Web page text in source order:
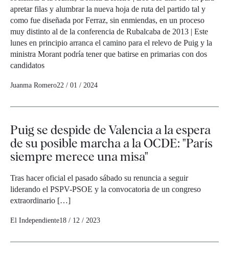
apretar filas y alumbrar la nueva hoja de ruta del partido tal y
como fue diseñada por Ferraz, sin enmiendas, en un proceso
muy distinto al de la conferencia de Rubalcaba de 2013 | Este
lunes en principio arranca el camino para el relevo de Puig y la
ministra Morant podría tener que batirse en primarias con dos
candidatos
Juanma Romero22 / 01 / 2024
Puig se despide de Valencia a la espera
de su posible marcha a la OCDE: "París
siempre merece una misa"
Tras hacer oficial el pasado sábado su renuncia a seguir
liderando el PSPV-PSOE y la convocatoria de un congreso
extraordinario […]
El Independiente18 / 12 / 2023